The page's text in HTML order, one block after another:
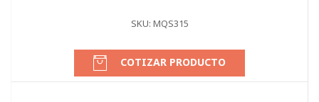
SKU: MQS315
COTIZAR PRODUCTO